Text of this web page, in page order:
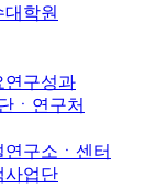
대학원
연구성과
ㆍ연구처
연구소ㆍ센터
사업단